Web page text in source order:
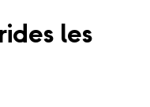
les